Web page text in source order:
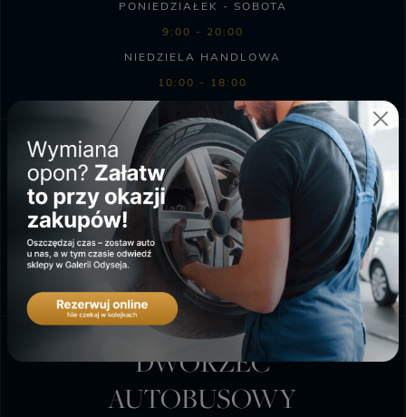
PONIEDZIAŁEK - SOBOTA
9:00 - 20:00
NIEDZIELA HANDLOWA
10:00 - 18:00
SKLEP BIEDRONKA
PONIEDZIAŁEK - SOBOTA
6:00 - 23:00
DWORZEC
AUTOBUSOWY